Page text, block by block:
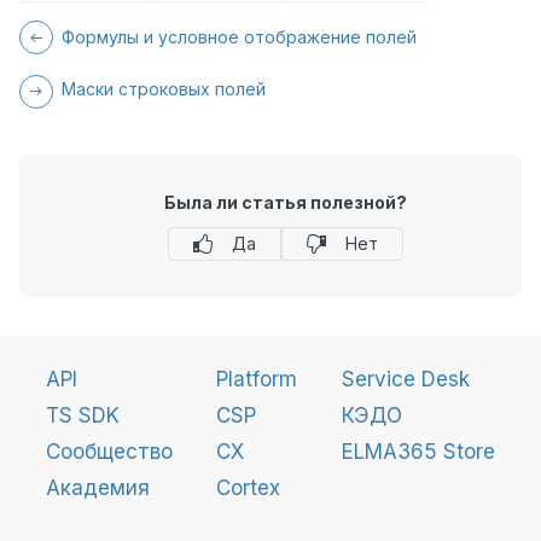
Формулы и условное отображение полей
Маски строковых полей
Была ли статья полезной?
Да
Нет
API
TS SDK
Сообщество
Академия
Platform
CSP
CX
Cortex
Service Desk
КЭДО
ELMA365 Store